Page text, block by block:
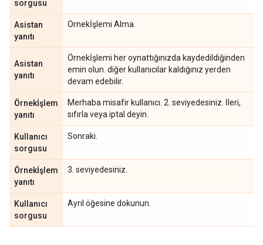
sorgusu
Asistan
yanıtı
Ornekİşlemi Alma.
Asistan
yanıtı
Örnekİşlemi her oynattığınızda kaydedildiğinden
emin olun. diğer kullanıcılar kaldığınız yerden
devam edebilir.
Örnekİşlem
yanıtı
Merhaba misafir kullanıcı. 2. seviyedesiniz. İleri,
sıfırla veya iptal deyin.
Kullanıcı
sorgusu
Sonraki.
Örnekİşlem
yanıtı
3. seviyedesiniz.
Kullanıcı
sorgusu
Ayrıl öğesine dokunun.